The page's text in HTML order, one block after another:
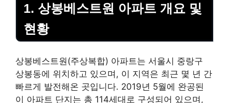
1. 상봉베스트원 아파트 개요 및
현황
상봉베스트원(주상복합) 아파트는 서울시 중랑구
상봉동에 위치하고 있으며, 이 지역은 최근 몇 년 간
빠르게 발전해온 곳입니다. 2019년 5월에 완공된
이 아파트 단지는 총 114세대로 구성되어 있으며,